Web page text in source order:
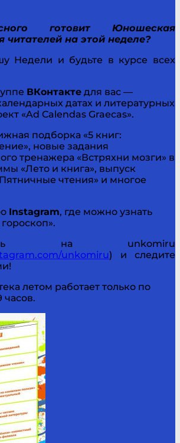
готовит Юношеская
читателей на этой неделе?
Недели и будьте в курсе всех
ВКонтакте для вас —
датах и литературных
«Ad Calendas Graecas».
подборка «5 книг:
новые задания
тренажера «Встряхни мозги» в
«Лето и книга», выпуск
чтения» и многое
Instagram, где можно узнать
на unkomiru
unkomiru) и следите
летом работает только по
часов.